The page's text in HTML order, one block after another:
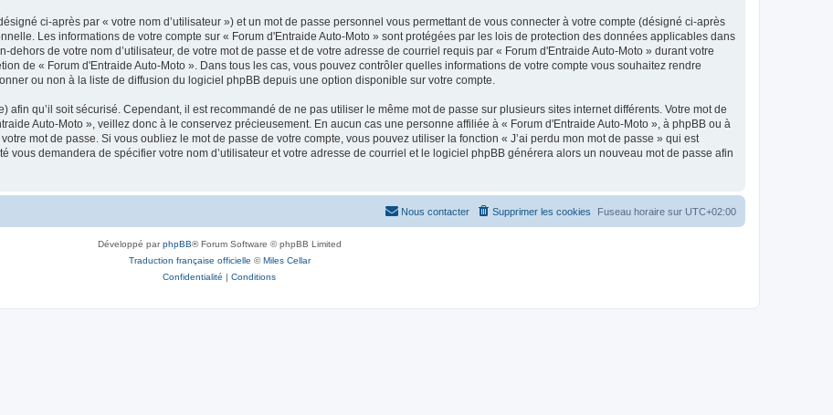
ci-après par « votre nom d’utilisateur ») et un mot de passe personnel vous permettant de vous connecter à votre compte (désigné ci-après
Les informations de votre compte sur « Forum d'Entraide Auto-Moto » sont protégées par les lois de protection des données applicables dans
dehors de votre nom d’utilisateur, de votre mot de passe et de votre adresse de courriel requis par « Forum d'Entraide Auto-Moto » durant votre
de « Forum d'Entraide Auto-Moto ». Dans tous les cas, vous pouvez contrôler quelles informations de votre compte vous souhaitez rendre
ou non à la liste de diffusion du logiciel phpBB depuis une option disponible sur votre compte.
afin qu’il soit sécurisé. Cependant, il est recommandé de ne pas utiliser le même mot de passe sur plusieurs sites internet différents. Votre mot de
Auto-Moto », veillez donc à le conservez précieusement. En aucun cas une personne affiliée à « Forum d'Entraide Auto-Moto », à phpBB ou à
mot de passe. Si vous oubliez le mot de passe de votre compte, vous pouvez utiliser la fonction « J’ai perdu mon mot de passe » qui est
vous demandera de spécifier votre nom d’utilisateur et votre adresse de courriel et le logiciel phpBB générera alors un nouveau mot de passe afin
Fuseau horaire sur UTC+02:00
Supprimer les cookies
Nous contacter
Développé parphpBB® Forum Software © phpBB Limited
Traduction française officielle ©Miles Cellar
Confidentialité | Conditions